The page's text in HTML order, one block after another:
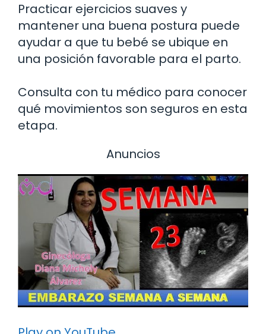
Practicar ejercicios suaves y
mantener una buena postura puede
ayudar a que tu bebé se ubique en
una posición favorable para el parto.
Consulta con tu médico para conocer
qué movimientos son seguros en esta
etapa.
Anuncios